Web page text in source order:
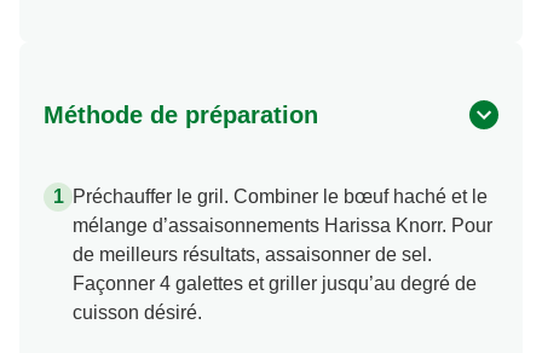
Méthode de préparation
Préchauffer le gril. Combiner le bœuf haché et le
mélange d’assaisonnements Harissa Knorr. Pour
de meilleurs résultats, assaisonner de sel.
Façonner 4 galettes et griller jusqu’au degré de
cuisson désiré.